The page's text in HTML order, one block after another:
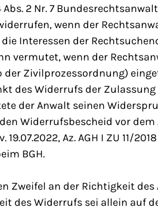
2 Nr. 7
wenn der
Interessen der
vermutet, wenn der
Zivilprozessordnung)
des Widerrufs der
der Anwalt seinen
Widerrufsbescheid vor
Az. AGH I ZU 11/
BGH.
Zweifel an der Richtigkeit des
des Widerrufs sei allein auf